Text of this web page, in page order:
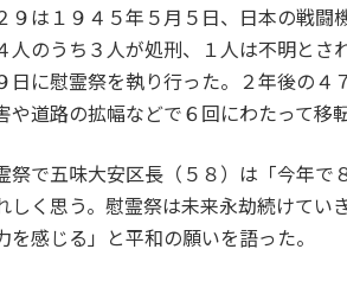
９は１９４５年５月５日、日本の戦闘
人のうち３人が処刑、１人は不明と
日に慰霊祭を執り行った。２年後の
や道路の拡幅などで６回にわたって
祭で五味大安区長（５８）は「今年で
しく思う。慰霊祭は未来永劫続けて
を感じる」と平和の願いを語った。